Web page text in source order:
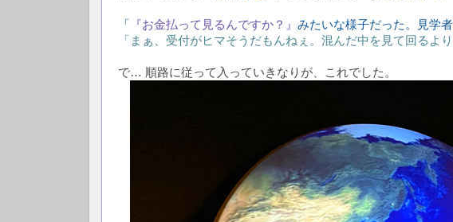
「 『お金払って見るんですか？』 みたいな様子だった。見学
「まぁ、受付がヒマそうだもんねぇ。混んだ中を見て回るより
で… 順路に従って入っていきなりが、これでした。